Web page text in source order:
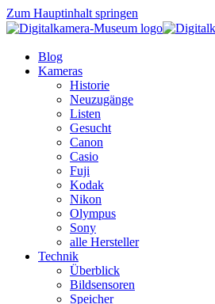
Zum Hauptinhalt springen
Blog
Kameras
Historie
Neuzugänge
Listen
Gesucht
Canon
Casio
Fuji
Kodak
Nikon
Olympus
Sony
alle Hersteller
Technik
Überblick
Bildsensoren
Speicher